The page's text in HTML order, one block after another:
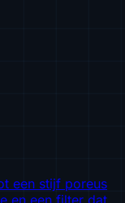
een stijf poreus